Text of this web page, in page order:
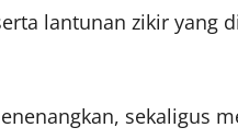
lantunan zikir yang
sekaligus